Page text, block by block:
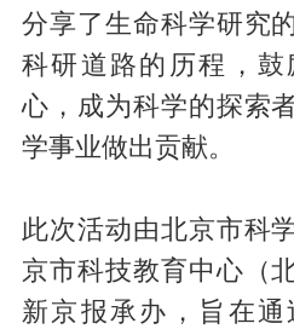
分享了生命科学研究
科研道路的历程，
心，成为科学的探索
学事业做出贡献。
此次活动由北京市科
京市科技教育中心（
新京报承办，旨在